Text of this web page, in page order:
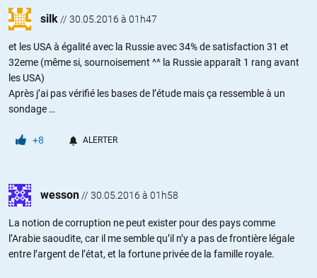
silk // 30.05.2016 à 01h47
et les USA à égalité avec la Russie avec 34% de satisfaction 31 et
32eme (même si, sournoisement ^^ la Russie apparaît 1 rang avant
les USA)
Après j’ai pas vérifié les bases de l’étude mais ça ressemble à un
sondage …
+8 ALERTER
wesson // 30.05.2016 à 01h58
La notion de corruption ne peut exister pour des pays comme
l’Arabie saoudite, car il me semble qu’il n’y a pas de frontière légale
entre l’argent de l’état, et la fortune privée de la famille royale.